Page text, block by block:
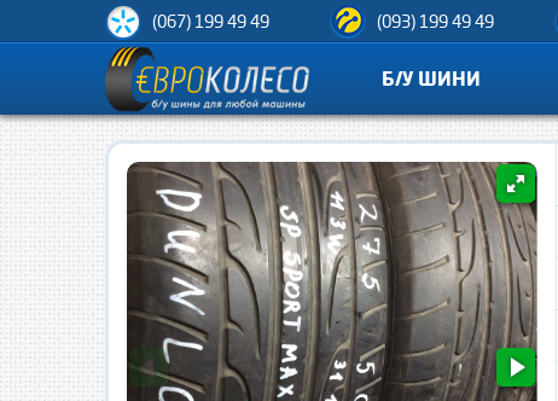
(067) 199 49 49 (093) 199 49 49
Б/У ШИНИ